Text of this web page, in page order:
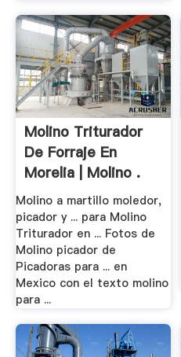
Molino Triturador
De Forraje En
Morelia | Molino .
Molino a martillo moledor,
picador y ... para Molino
Triturador en ... Fotos de
Molino picador de
Picadoras para ... en
Mexico con el texto molino
para ...